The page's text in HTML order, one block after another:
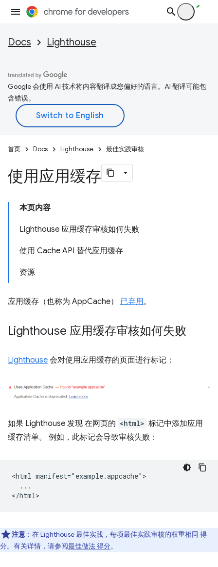
Docs Lighthouse
Google 会使用 AI 技术将内容翻译成您偏好的语言。AI 翻译可能包
含错误。
首页 Docs Lighthouse 最佳实践审核
使用应用缓存
本页内容
Lighthouse 应用缓存审核如何失败
使用 Cache API 替代应用缓存
资源
应用缓存（也称为 AppCache） 已弃用。
Lighthouse 应用缓存审核如何失败
Lighthouse 会对使用应用缓存的页面进行标记：
如果 Lighthouse 发现 在网页的 <html> 标记中添加应用
缓存清单。 例如，此标记会导致审核失败：
<html manifest="example.appcache">
  ...
注意 ：在 Lighthouse 最佳实践，每项最佳实践审核的权重相同 得
分。有关详情，请参阅最佳做法 得分。